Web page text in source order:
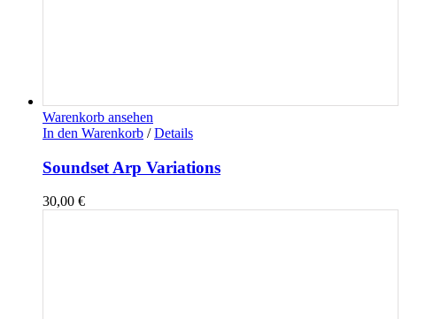
Warenkorb ansehen
In den Warenkorb / Details
Soundset Arp Variations
30,00 €